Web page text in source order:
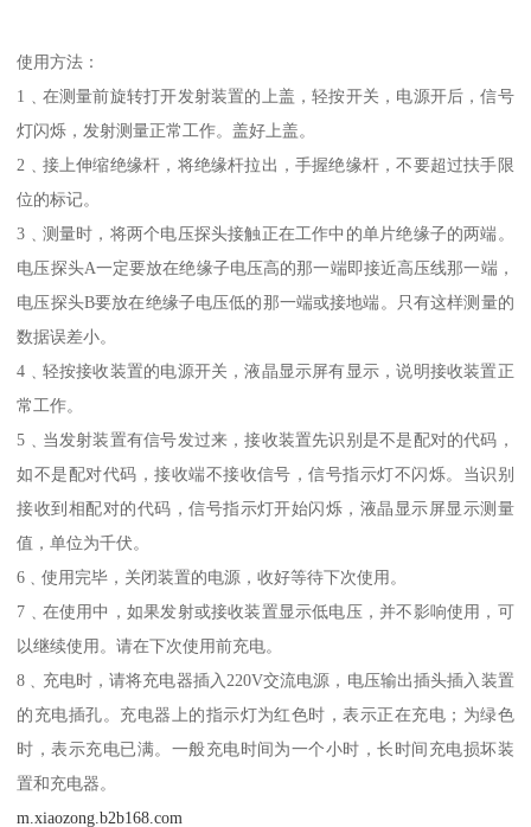
使用方法：
1﹑在测量前旋转打开发射装置的上盖，轻按开关，电源开后，信号
灯闪烁，发射测量正常工作。盖好上盖。
2﹑接上伸缩绝缘杆，将绝缘杆拉出，手握绝缘杆，不要超过扶手限
位的标记。
3﹑测量时，将两个电压探头接触正在工作中的单片绝缘子的两端。
电压探头A一定要放在绝缘子电压高的那一端即接近高压线那一端，
电压探头B要放在绝缘子电压低的那一端或接地端。只有这样测量的
数据误差小。
4﹑轻按接收装置的电源开关，液晶显示屏有显示，说明接收装置正
常工作。
5﹑当发射装置有信号发过来，接收装置先识别是不是配对的代码，
如不是配对代码，接收端不接收信号，信号指示灯不闪烁。当识别
接收到相配对的代码，信号指示灯开始闪烁，液晶显示屏显示测量
值，单位为千伏。
6﹑使用完毕，关闭装置的电源，收好等待下次使用。
7﹑在使用中，如果发射或接收装置显示低电压，并不影响使用，可
以继续使用。请在下次使用前充电。
8﹑充电时，请将充电器插入220V交流电源，电压输出插头插入装置
的充电插孔。充电器上的指示灯为红色时，表示正在充电；为绿色
时，表示充电已满。一般充电时间为一个小时，长时间充电损坏装
置和充电器。
m.xiaozong.b2b168.com